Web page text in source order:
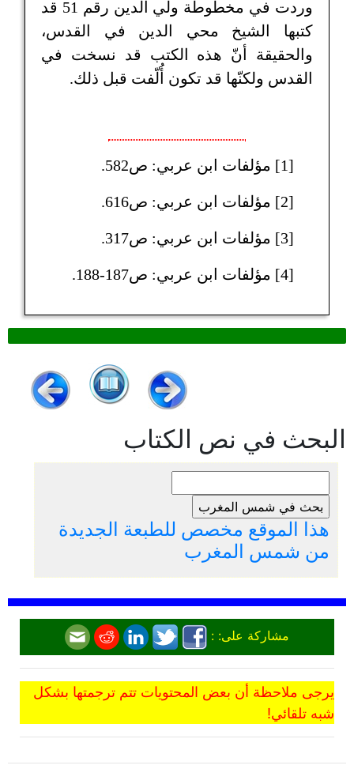
وردت في مخطوطة ولي الدين رقم 51 قد
كتبها الشيخ محي الدين في القدس،
والحقيقة أنّ هذه الكتب قد نسخت في
القدس ولكنّها قد تكون أُلّفت قبل ذلك.
[1] مؤلفات ابن عربي: ص582.
[2] مؤلفات ابن عربي: ص616.
[3] مؤلفات ابن عربي: ص317.
[4] مؤلفات ابن عربي: ص187-188.
البحث في نص الكتاب
هذا الموقع مخصص للطبعة الجديدة
من شمس المغرب
مشاركة على: :
يرجى ملاحظة أن بعض المحتويات تتم ترجمتها بشكل
شبه تلقائي!